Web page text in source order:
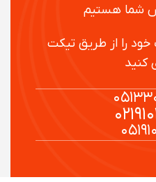
هستیم
را از طریق تیکت